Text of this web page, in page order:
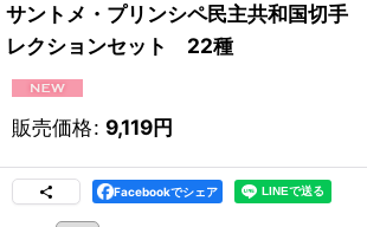
サントメ・プリンシペ民主共和国切
レクションセット 22種
販売価格: 9,119円
Facebookでシェア